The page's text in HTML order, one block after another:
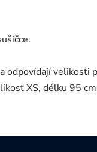
odpovídají velikosti
XS, délku 95